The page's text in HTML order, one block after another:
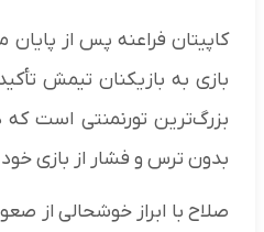
کاپیتان فراعنه پس از
بازی به بازیکنان تیمش
بزرگ‌ترین تورنمنتی است که
بدون ترس و فشار از بازی
صلاح با ابراز خوشحالی از